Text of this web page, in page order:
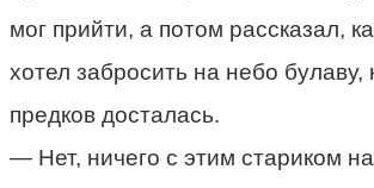
мог прийти, а потом рассказал,
хотел забросить на небо булаву,
предков досталась.
— Нет, ничего с этим стариком